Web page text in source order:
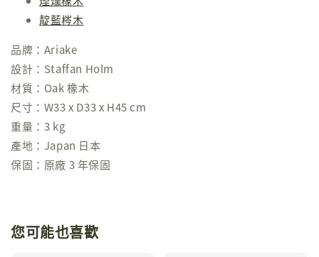
靛藍梣木
品牌：Ariake
設計：Staffan Holm
材質：Oak 橡木
尺寸：W33 x D33 x H45 cm
重量：3 kg
產地：Japan 日本
保固：原廠 3 年保固
您可能也喜歡